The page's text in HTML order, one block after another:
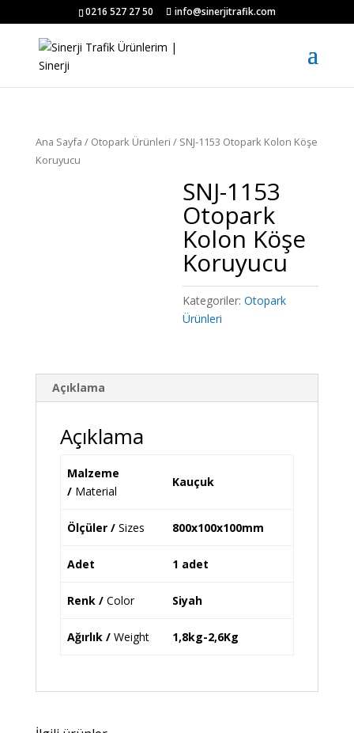
0216 527 27 50 info@sinerjitrafik.com
Ana Sayfa / Otopark Ürünleri / SNJ-1153 Otopark Kolon Köşe
Koruyucu
SNJ-1153
Otopark
Kolon Köşe
Koruyucu
Kategoriler:Otopark
Ürünleri
Açıklama
Açıklama
Malzeme
/ Material
Kauçuk
Ölçüler / Sizes 800x100x100mm
Adet 1 adet
Renk / Color Siyah
Ağırlık / Weight 1,8kg-2,6Kg